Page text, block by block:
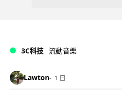
3C科技 流動音樂
Lawton 1 日